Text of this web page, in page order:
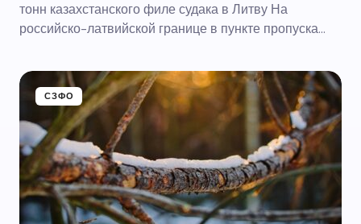
тонн казахстанского филе судака в Литву На
российско-латвийской границе в пункте пропуска…
СЗФО